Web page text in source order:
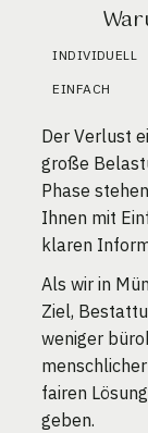
INDIVIDUELL
EINFACH
Der Verlust
große
Phase
Ihnen mit
klaren
Als wir in
Ziel,
weniger
fairen
geben.